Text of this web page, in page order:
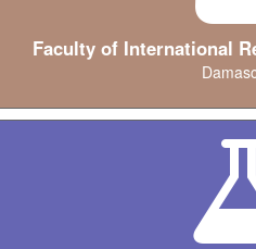
Faculty of International